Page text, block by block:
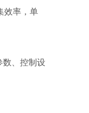
效率，单
、控制设